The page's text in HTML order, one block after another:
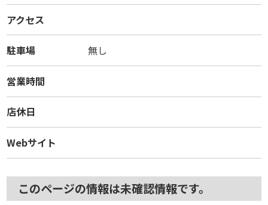
アクセス
駐車場 無し
営業時間
店休日
Webサイト
このページの情報は未確認情報です。